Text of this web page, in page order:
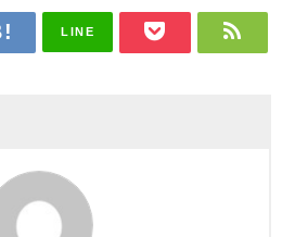
LINE